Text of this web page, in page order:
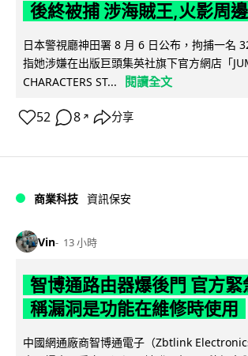
後終被捕 涉海賊王,火影周
日本警視廳神田署 8 月 6 日公布，拘捕一名
指她涉嫌在出版巨頭集英社旗下官方網店「
CHARACTERS ST...
閱讀全文
52 8 ↗ 分享
商業科技 資訊保安
Vin 13 小時
智博通路由器爆後門 官方
稱漏洞是功能在維修時使用
中國網通廠商智博通電子（Zbtlink